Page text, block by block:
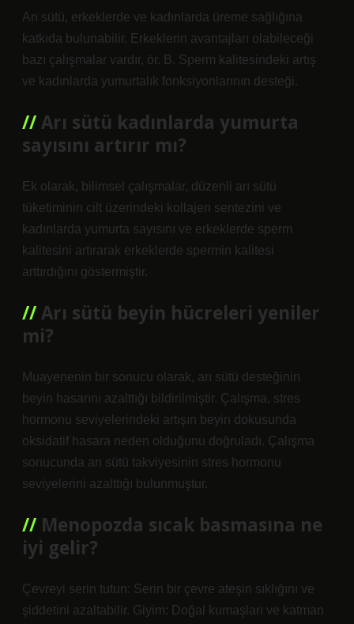
Arı sütü, erkeklerde ve kadınlarda üreme sağlığına
katkıda bulunabilir. Erkeklerin avantajları olabileceği
bazı çalışmalar vardır, ör. B. Sperm kalitesindeki artış
ve kadınlarda yumurtalık fonksiyonlarının desteği.
Arı sütü kadınlarda yumurta
sayısını artırır mı?
Ek olarak, bilimsel çalışmalar, düzenli arı sütü
tüketiminin cilt üzerindeki kollajen sentezini ve
kadınlarda yumurta sayısını ve erkeklerde sperm
kalitesini artırarak erkeklerde spermin kalitesi
arttırdığını göstermiştir.
Arı sütü beyin hücreleri yeniler
mi?
Muayenenin bir sonucu olarak, arı sütü desteğinin
beyin hasarını azalttığı bildirilmiştir. Çalışma, stres
hormonu seviyelerindeki artışın beyin dokusunda
oksidatif hasara neden olduğunu doğruladı. Çalışma
sonucunda arı sütü takviyesinin stres hormonu
seviyelerini azalttığı bulunmuştur.
Menopozda sıcak basmasına ne
iyi gelir?
Çevreyi serin tutun: Serin bir çevre ateşin sıklığını ve
şiddetini azaltabilir. Giyim: Doğal kumaşları ve katman